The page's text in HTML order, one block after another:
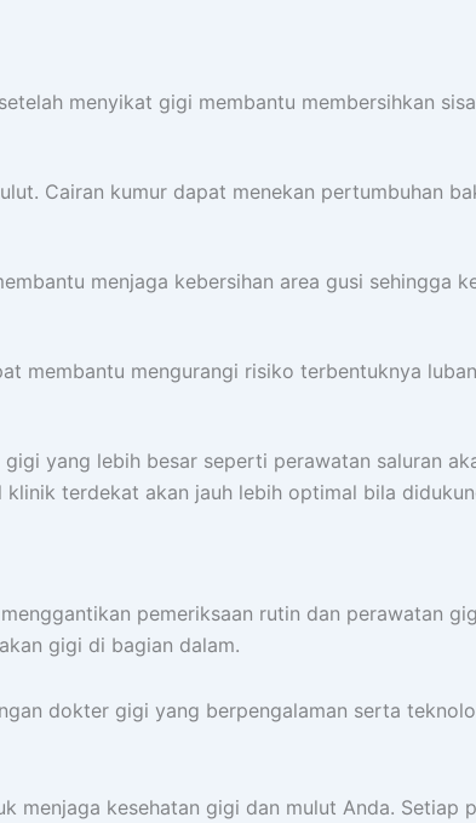
menyikat gigi membantu membersihkan
Cairan kumur dapat menekan pertumbuhan
menjaga kebersihan area gusi sehingga
membantu mengurangi risiko terbentuknya
yang lebih besar seperti perawatan saluran
terdekat akan jauh lebih optimal bila
pemeriksaan rutin dan perawatan
gigi di bagian dalam.
dokter gigi yang berpengalaman serta
menjaga kesehatan gigi dan mulut Anda.